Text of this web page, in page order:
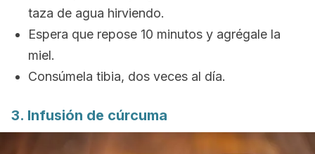
taza de agua hirviendo.
Espera que repose 10 minutos y agrégale la
miel.
Consúmela tibia, dos veces al día.
3. Infusión de cúrcuma